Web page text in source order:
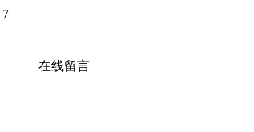
在线留言